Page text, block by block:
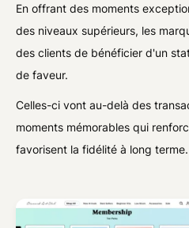
En offrant des moments
des niveaux supérieurs, les
des clients de bénéficier d'un
de faveur.
Celles-ci vont au-delà des
moments mémorables qui
favorisent la fidélité à long terme.